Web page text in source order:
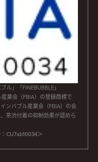
ル」「FINEBUBBLE」
業会（FBIA）の登録商標で
ンバブル産業会（FBIA）の会
茶渋付着の抑制効果が認めら
CU7ab10034＞